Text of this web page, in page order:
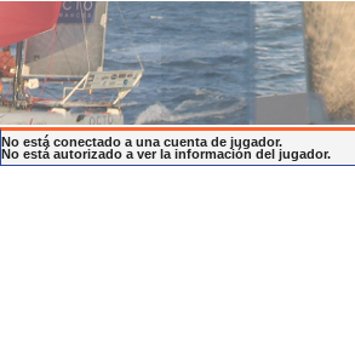
No está conectado a una cuenta de jugador.
No está autorizado a ver la información del jugador.